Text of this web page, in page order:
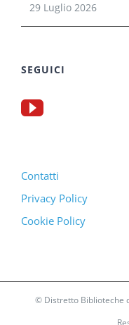
29 Luglio 2026
SEGUICI
Contatti
Privacy Policy
Cookie Policy
© Distretto Biblioteche